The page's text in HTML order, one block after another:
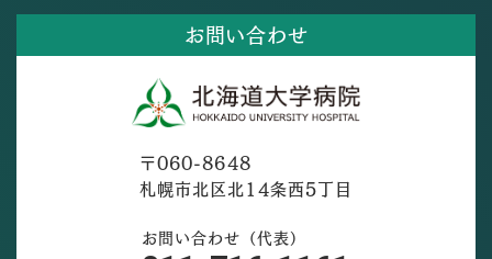
お問い合わせ
〒060-8648
札幌市北区北14条西5丁目
お問い合わせ（代表）